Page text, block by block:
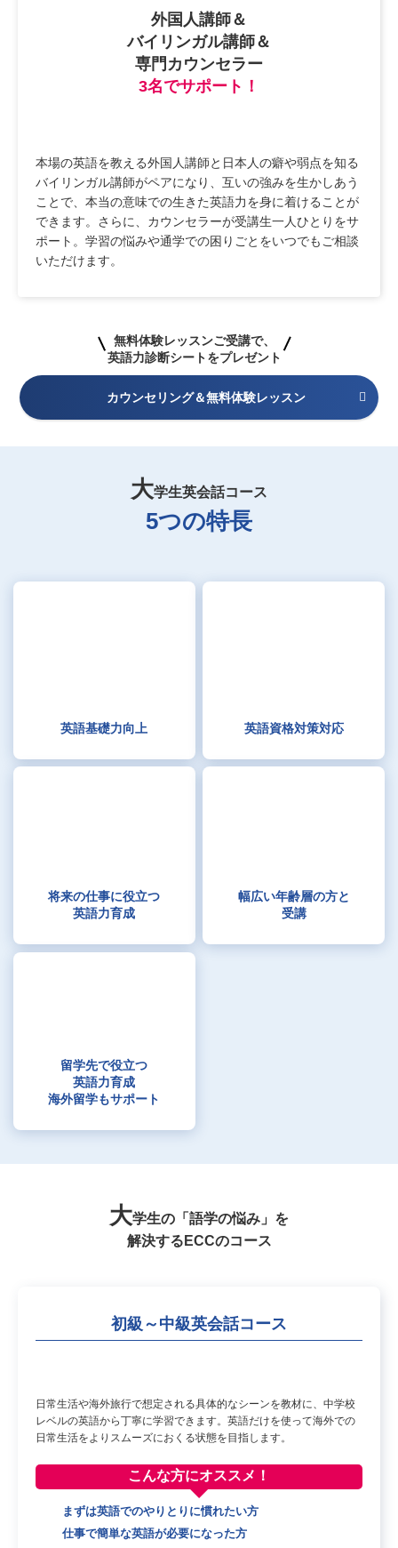
外国人講師＆
バイリンガル講師＆
専門カウンセラー
3名でサポート！
本場の英語を教える外国人講師と日本人の癖や弱点を知る
バイリンガル講師がペアになり、互いの強みを生かしあう
ことで、本当の意味での生きた英語力を身に着けることが
できます。さらに、カウンセラーが受講生一人ひとりをサ
ポート。学習の悩みや通学での困りごとをいつでもご相談
いただけます。
無料体験レッスンご受講で、
英語力診断シートをプレゼント
カウンセリング＆無料体験レッスン
大学生英会話コース
5つの特長
英語基礎力向上 英語資格対策対応
将来の仕事に役立つ
英語力育成
幅広い年齢層の方と
受講
留学先で役立つ
英語力育成
海外留学もサポート
大学生の「語学の悩み」を
解決するECCのコース
初級～中級英会話コース
日常生活や海外旅行で想定される具体的なシーンを教材に、中学校
レベルの英語から丁寧に学習できます。英語だけを使って海外での
日常生活をよりスムーズにおくる状態を目指します。
こんな方にオススメ！
まずは英語でのやりとりに慣れたい方
仕事で簡単な英語が必要になった方